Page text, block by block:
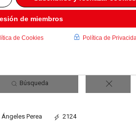
into Months and Years.
Búsqueda
Ángeles Perea
2124